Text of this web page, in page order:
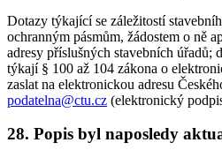
Dotazy týkající se záležitostí
ochranným pásmům, žádostem o ně
adresy příslušných stavebních úřadů;
týkají § 100 až 104 zákona o
zaslat na elektronickou adresu
podatelna@ctu.cz (elektronický
28. Popis byl naposledy